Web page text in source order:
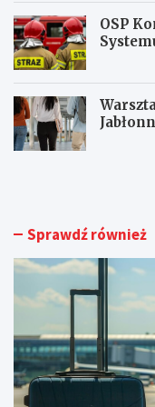
OSP
L
n
i
p
r
t
o
s
L
o
a
y
a
g
n
e
Sprawdź również